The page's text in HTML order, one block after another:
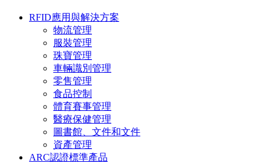
RFID應用與解決方案
物流管理
服裝管理
珠寶管理
車輛識別管理
零售管理
食品控制
體育賽事管理
醫療保健管理
圖書館、文件和文件
資產管理
ARC認證標準產品